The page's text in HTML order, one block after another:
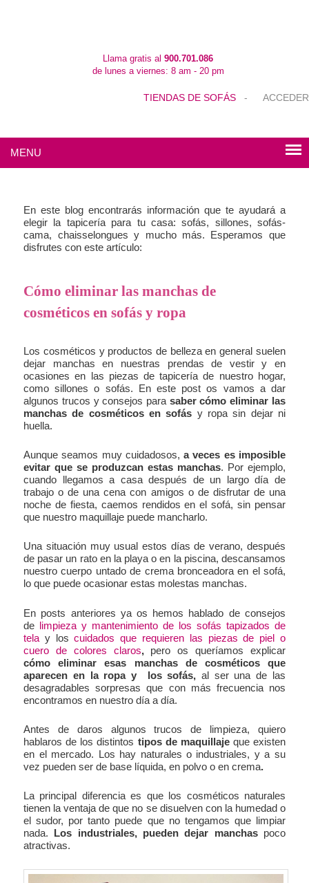
Llama gratis al 900.701.086
de lunes a viernes: 8 am - 20 pm
TIENDAS DE SOFÁS - ACCEDER
MENU
En este blog encontrarás información que te ayudará a
elegir la tapicería para tu casa: sofás, sillones, sofás-
cama, chaisselongues y mucho más. Esperamos que
disfrutes con este artículo:
Cómo eliminar las manchas de
cosméticos en sofás y ropa
Los cosméticos y productos de belleza en general suelen
dejar manchas en nuestras prendas de vestir y en
ocasiones en las piezas de tapicería de nuestro hogar,
como sillones o sofás. En este post os vamos a dar
algunos trucos y consejos para saber cómo eliminar las
manchas de cosméticos en sofás y ropa sin dejar ni
huella.
Aunque seamos muy cuidadosos,a veces es imposible
evitar que se produzcan estas manchas. Por ejemplo,
cuando llegamos a casa después de un largo día de
trabajo o de una cena con amigos o de disfrutar de una
noche de fiesta, caemos rendidos en el sofá, sin pensar
que nuestro maquillaje puede mancharlo.
Una situación muy usual estos días de verano, después
de pasar un rato en la playa o en la piscina, descansamos
nuestro cuerpo untado de crema bronceadora en el sofá,
lo que puede ocasionar estas molestas manchas.
En posts anteriores ya os hemos hablado de consejos
de limpieza y mantenimiento de los sofás tapizados de
tela y loscuidados que requieren las piezas de piel o
cuero de colores claros,pero os queríamos explicar
cómo eliminar esas manchas de cosméticos que
aparecen en la ropa y los sofás, al ser una de las
desagradables sorpresas que con más frecuencia nos
encontramos en nuestro día a día.
Antes de daros algunos trucos de limpieza, quiero
hablaros de los distintos tipos de maquillajeque existen
en el mercado. Los hay naturales o industriales, y a su
vez pueden ser de base líquida, en polvo o en crema.
La principal diferencia es que los cosméticos naturales
tienen la ventaja de que no se disuelven con la humedad o
el sudor, por tanto puede que no tengamos que limpiar
nada. Los industriales, pueden dejar manchas poco
atractivas.